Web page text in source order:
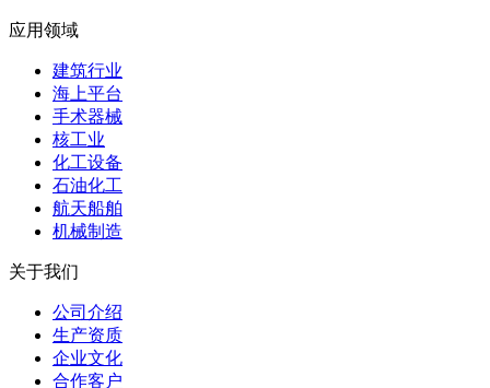
应用领域
建筑行业
海上平台
手术器械
核工业
化工设备
石油化工
航天船舶
机械制造
关于我们
公司介绍
生产资质
企业文化
合作客户